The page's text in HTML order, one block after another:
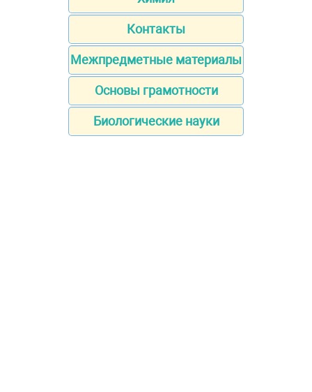
Контакты
Межпредметные материалы
Основы грамотности
Биологические науки